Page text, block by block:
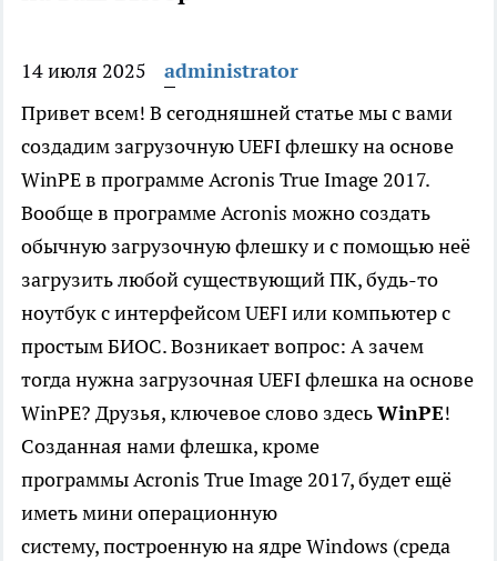
14 июля 2025
administrator
Привет всем! В сегодняшней статье мы с вами
создадим загрузочную UEFI флешку на основе
WinPE в программе Acronis True Image 2017.
Вообще в программе Acronis можно создать
обычную загрузочную флешку и с помощью неё
загрузить любой существующий ПК, будь-то
ноутбук с интерфейсом UEFI или компьютер с
простым БИОС. Возникает вопрос: А зачем
тогда нужна загрузочная UEFI флешка на основе
WinPE? Друзья, ключевое слово здесьWinPE!
Созданная нами флешка, кроме
программы Acronis True Image 2017, будет ещё
иметь мини операционную
систему, построенную на ядре Windows (среда